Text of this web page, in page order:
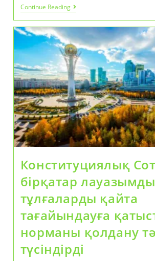
Continue ReadingПрезидент
Цифрлық
Активтер
Индустриясын
Дамыту
Туралы
Жарлыққа
Қол
Қойды
Конституциялық Сот
бірқатар лауазымды
тұлғаларды қайта
тағайындауға
норманы қолдану
түсіндірді